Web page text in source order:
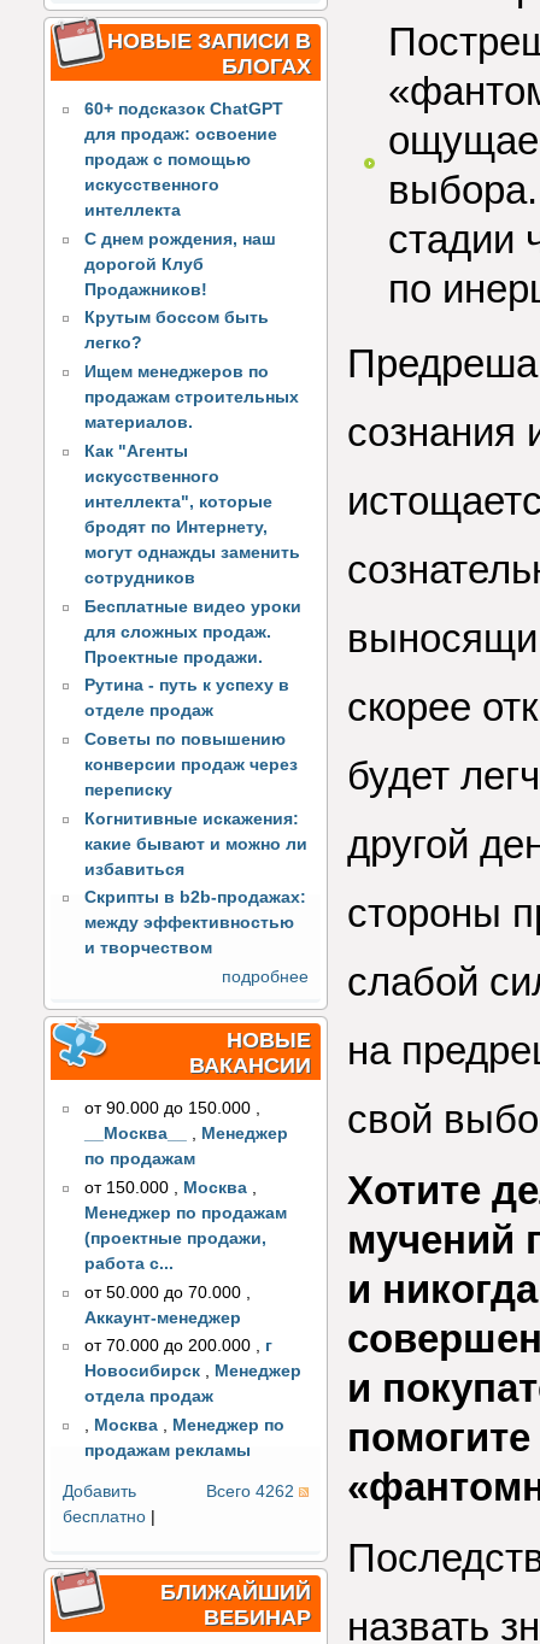
НОВЫЕ ЗАПИСИ В
БЛОГАХ
60+ подсказок ChatGPT
для продаж: освоение
продаж с помощью
искусственного
интеллекта
С днем рождения, наш
дорогой Клуб
Продажников!
Крутым боссом быть
легко?
Ищем менеджеров по
продажам строительных
материалов.
Как "Агенты
искусственного
интеллекта", которые
бродят по Интернету,
могут однажды заменить
сотрудников
Бесплатные видео уроки
для сложных продаж.
Проектные продажи.
Рутина - путь к успеху в
отделе продаж
Советы по повышению
конверсии продаж через
переписку
Когнитивные искажения:
какие бывают и можно ли
избавиться
Скрипты в b2b-продажах:
между эффективностью
и творчеством
подробнее
НОВЫЕ
ВАКАНСИИ
от 90.000 до 150.000 ,
__Москва__
, Менеджер
по продажам
от 150.000
Москва
Менеджер по продажам
(проектные продажи,
работа с...
от 50.000 до 70.000
Аккаунт-менеджер
от 70.000 до 200.000 , г
Новосибирск , Менеджер
отдела продаж
, Москва , Менеджер по
продажам рекламы
Всего 4262
Добавить
бесплатно
БЛИЖАЙШИЙ
ВЕБИНАР
стадии
по
сознания
скорее
будет
другой
стороны
слабой
на
свой
Хотите
мучений
и
и
назвать